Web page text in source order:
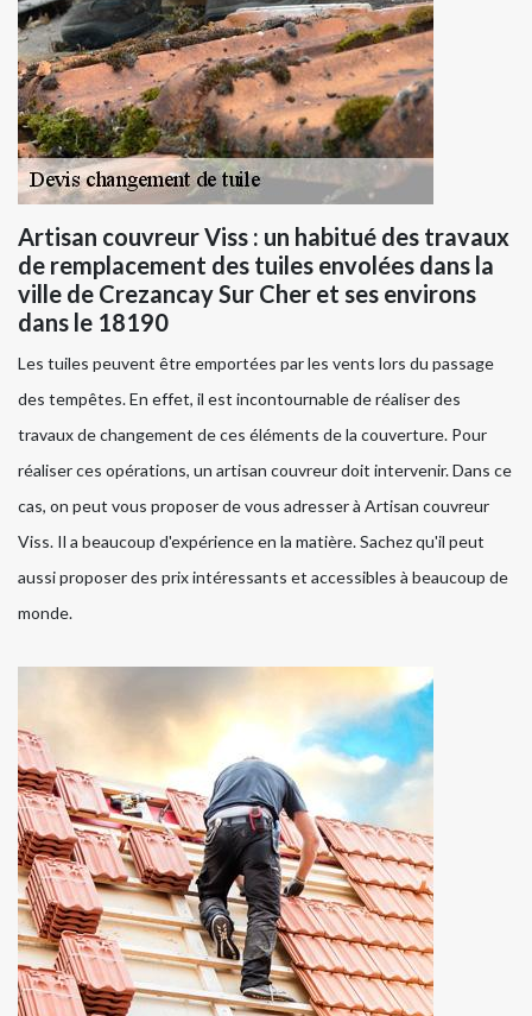
Artisan couvreur Viss : un habitué des travaux
de remplacement des tuiles envolées dans la
ville de Crezancay Sur Cher et ses environs
dans le 18190
Les tuiles peuvent être emportées par les vents lors du passage
des tempêtes. En effet, il est incontournable de réaliser des
travaux de changement de ces éléments de la couverture. Pour
réaliser ces opérations, un artisan couvreur doit intervenir. Dans ce
cas, on peut vous proposer de vous adresser à Artisan couvreur
Viss. Il a beaucoup d'expérience en la matière. Sachez qu'il peut
aussi proposer des prix intéressants et accessibles à beaucoup de
monde.